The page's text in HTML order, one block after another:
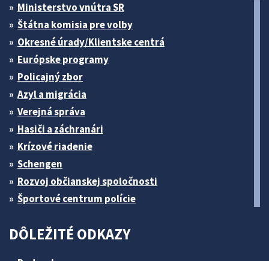
Ministerstvo vnútra SR
Štátna komisia pre volby
Okresné úrady/Klientske centrá
Európske programy
Policajný zbor
Azyl a migrácia
Verejná správa
Hasiči a záchranári
Krízové riadenie
Schengen
Rozvoj občianskej spoločnosti
Športové centrum polície
DÔLEŽITÉ ODKAZY